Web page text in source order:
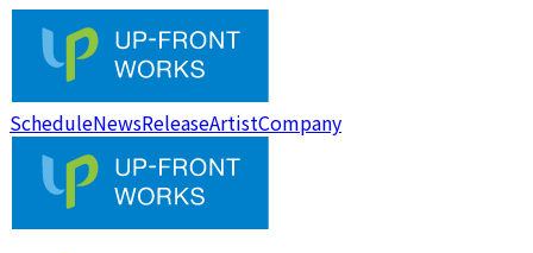
ScheduleNewsReleaseArtistCompany